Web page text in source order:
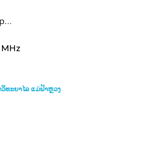
ທະຍາໄລ ແມ່ຟ້າຫຼວງ